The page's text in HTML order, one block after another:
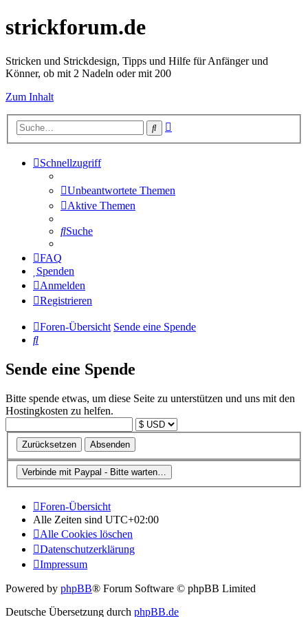
strickforum.de
Stricken und Strickdesign, Tipps und Hilfe für Anfänger und
Könner, ob mit 2 Nadeln oder mit 200
Zum Inhalt
Suche
Schnellzugriff
Unbeantwortete Themen
Aktive Themen
Suche
FAQ
Spenden
Anmelden
Registrieren
Foren-Übersicht Sende eine Spende
Suche
Sende eine Spende
Bitte spende etwas, um diese Seite zu unterstützen und uns mit den
Hostingkosten zu helfen.
Foren-Übersicht
Alle Zeiten sind UTC+02:00
Alle Cookies löschen
Datenschutzerklärung
Impressum
Powered by phpBB® Forum Software © phpBB Limited
Deutsche Übersetzung durch phpBB.de